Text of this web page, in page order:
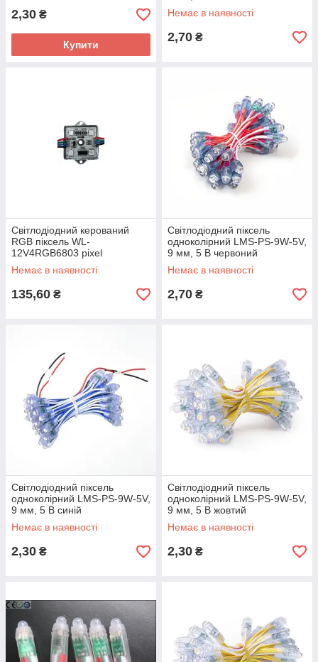
2,30 ₴
Купити
Немає в наявності
2,70 ₴
Світлодіодний керований
RGB піксель WL-
12V4RGB6803 pixel
Немає в наявності
135,60 ₴
Світлодіодний піксель
одноколірний LMS-PS-9W-5V,
9 мм, 5 В червоний
Немає в наявності
2,70 ₴
Світлодіодний піксель
одноколірний LMS-PS-9W-5V,
9 мм, 5 В синій
Немає в наявності
2,30 ₴
Світлодіодний піксель
одноколірний LMS-PS-9W-5V,
9 мм, 5 В жовтий
Немає в наявності
2,30 ₴